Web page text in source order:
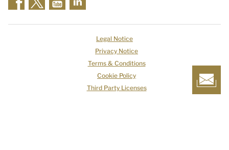
Legal Notice
Privacy Notice
Terms & Conditions
Cookie Policy
Third Party Licenses